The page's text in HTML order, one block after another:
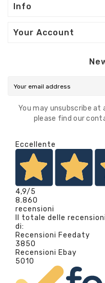
Info
Your Account
You may unsubscribe
please find our
Eccellente
4,9/5
8.860
recensioni
Il totale delle
di:
Recensioni Feedaty
3850
Recensioni Ebay
5010